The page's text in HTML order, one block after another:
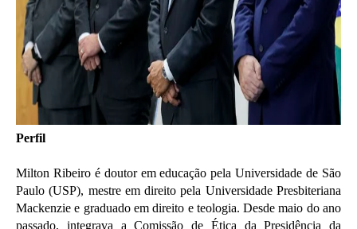
Perfil
Milton Ribeiro é doutor em educação pela Universidade de São
Paulo (USP), mestre em direito pela Universidade Presbiteriana
Mackenzie e graduado em direito e teologia. Desde maio do ano
passado, integrava a Comissão de Ética da Presidência da